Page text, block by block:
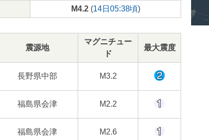
M4.2(14日05:38頃)
震源地
マグニチュー
ド
最大震度
長野県中部 M3.2
福島県会津 M2.2
福島県会津 M2.6